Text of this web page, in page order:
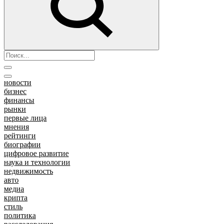
новости
бизнес
финансы
рынки
первые лица
мнения
рейтинги
биографии
цифровое развитие
наука и технологии
недвижимость
авто
медиа
крипта
стиль
политика